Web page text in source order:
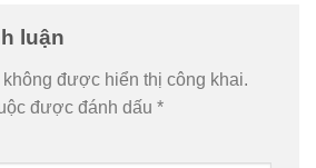
luận
không được hiển thị công khai.
được đánh dấu *